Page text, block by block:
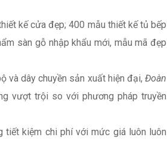
kế cửa đẹp; 400 mẫu thiết kế tủ bếp
sàn gỗ nhập khẩu mới, mẫu mã đẹp
và dây chuyền sản xuất hiện đại,Đoàn
vượt trội so với phương pháp truyền
tiết kiệm chi phí với mức giá luôn luôn